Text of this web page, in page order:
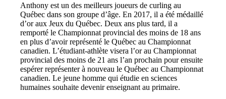
Anthony est un des meilleurs joueurs de curling au
Québec dans son groupe d’âge. En 2017, il a été médaillé
d’or aux Jeux du Québec. Deux ans plus tard, il a
remporté le Championnat provincial des moins de 18 ans
en plus d’avoir représenté le Québec au Championnat
canadien. L’étudiant-athlète visera l’or au Championnat
provincial des moins de 21 ans l’an prochain pour ensuite
espérer représenter à nouveau le Québec au Championnat
canadien. Le jeune homme qui étudie en sciences
humaines souhaite devenir enseignant au primaire.